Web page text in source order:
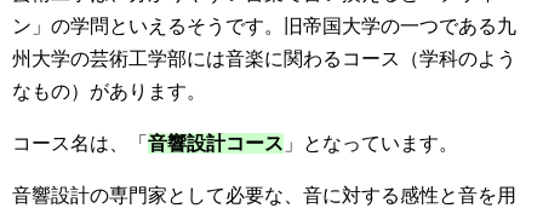
ン」の学問といえるそうです。旧帝国大学の一つである九
州大学の芸術工学部には音楽に関わるコース（学科のよう
なもの）があります。
コース名は、「 音響設計コース 」となっています。
音響設計の専門家として必要な、音に対する感性と音を用